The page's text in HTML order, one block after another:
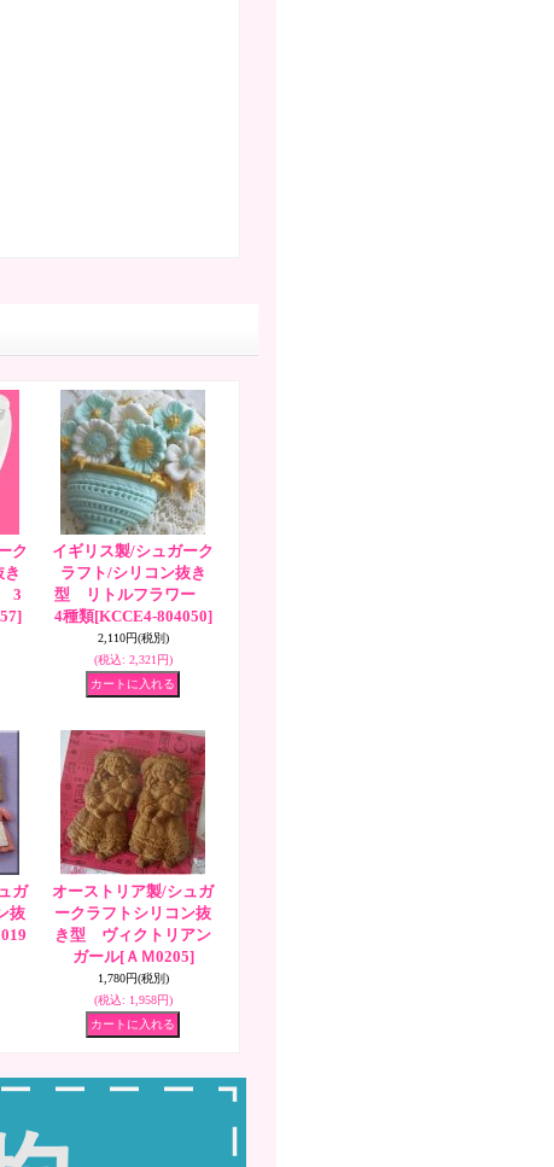
ク
3
イギリス製/シュガーク
ラフト/シリコン抜き
型 リトルフラワー
4種類[KCCE4-804050]
2,110円(税別)
(税込: 2,321円)
ガ
抜
オーストリア製/シュガ
ークラフトシリコン抜
き型 ヴィクトリアン
ガール[ＡＭ0205]
1,780円(税別)
(税込: 1,958円)